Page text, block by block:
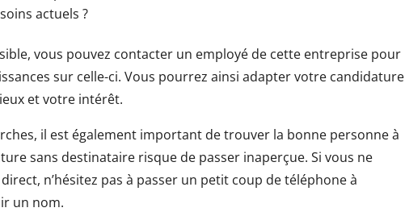
actuels ?
vous pouvez contacter un employé de cette entreprise pour
sur celle-ci. Vous pourrez ainsi adapter votre candidature
et votre intérêt.
il est également important de trouver la bonne personne à
sans destinataire risque de passer inaperçue. Si vous ne
n’hésitez pas à passer un petit coup de téléphone à
un nom.